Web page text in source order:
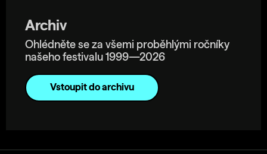
Archiv
Ohlédněte se za všemi proběhlými ročníky
našeho festivalu 1999—2026
Vstoupit do archivu